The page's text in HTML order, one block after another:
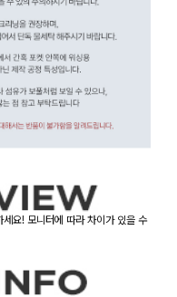
요! 모니터에 따라 차이가 있을 수